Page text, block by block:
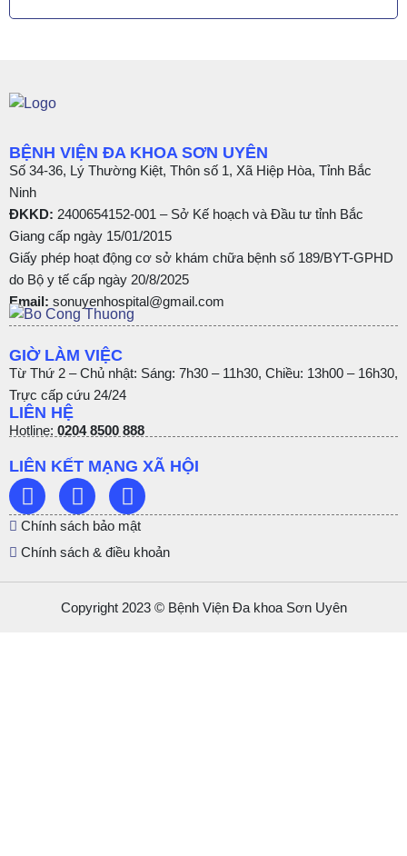
BỆNH VIỆN ĐA KHOA SƠN UYÊN
Số 34-36, Lý Thường Kiệt, Thôn số 1, Xã Hiệp Hòa, Tỉnh Bắc
Ninh
ĐKKD: 2400654152-001 – Sở Kế hoạch và Đầu tư tỉnh Bắc
Giang cấp ngày 15/01/2015
Giấy phép hoạt động cơ sở khám chữa bệnh số 189/BYT-GPHD
do Bộ y tế cấp ngày 20/8/2025
Email: sonuyenhospital@gmail.com
GIỜ LÀM VIỆC
Từ Thứ 2 – Chủ nhật: Sáng: 7h30 – 11h30, Chiều: 13h00 – 16h30,
Trực cấp cứu 24/24
LIÊN HỆ
Hotline: 0204 8500 888
LIÊN KẾT MẠNG XÃ HỘI
Chính sách bảo mật
Chính sách & điều khoản
Copyright 2023 © Bệnh Viện Đa khoa Sơn Uyên